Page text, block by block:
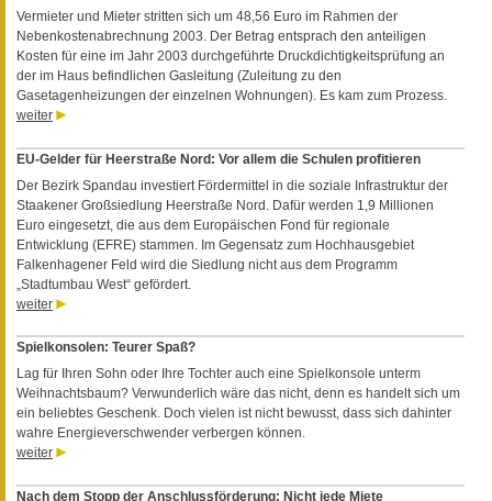
Vermieter und Mieter stritten sich um 48,56 Euro im Rahmen der
Nebenkostenabrechnung 2003. Der Betrag entsprach den anteiligen
Kosten für eine im Jahr 2003 durchgeführte Druckdichtigkeitsprüfung an
der im Haus befindlichen Gasleitung (Zuleitung zu den
Gasetagenheizungen der einzelnen Wohnungen). Es kam zum Prozess.
weiter
EU-Gelder für Heerstraße Nord: Vor allem die Schulen profitieren
Der Bezirk Spandau investiert Fördermittel in die soziale Infrastruktur der
Staakener Großsiedlung Heerstraße Nord. Dafür werden 1,9 Millionen
Euro eingesetzt, die aus dem Europäischen Fond für regionale
Entwicklung (EFRE) stammen. Im Gegensatz zum Hochhausgebiet
Falkenhagener Feld wird die Siedlung nicht aus dem Programm
„Stadtumbau West“ gefördert.
weiter
Spielkonsolen: Teurer Spaß?
Lag für Ihren Sohn oder Ihre Tochter auch eine Spielkonsole unterm
Weihnachtsbaum? Verwunderlich wäre das nicht, denn es handelt sich um
ein beliebtes Geschenk. Doch vielen ist nicht bewusst, dass sich dahinter
wahre Energieverschwender verbergen können.
weiter
Nach dem Stopp der Anschlussförderung: Nicht jede Miete